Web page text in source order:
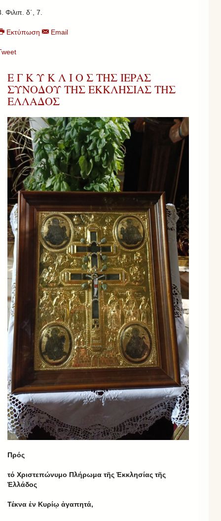
Φιλιπ. δ΄, 7.
Εκτύπωση Email
Ε Γ Κ Υ Κ Λ Ι Ο Σ ΤΗΣ ΙΕΡΑΣ
ΣΥΝΟΔΟΥ ΤΗΣ ΕΚΚΛΗΣΙΑΣ ΤΗΣ
ΕΛΛΑΔΟΣ
Πρός
τό Χριστεπώνυμο Πλήρωμα τῆς Ἐκκλησίας τῆς
Ἑλλάδος
Τέκνα ἐν Κυρίῳ ἀγαπητά,